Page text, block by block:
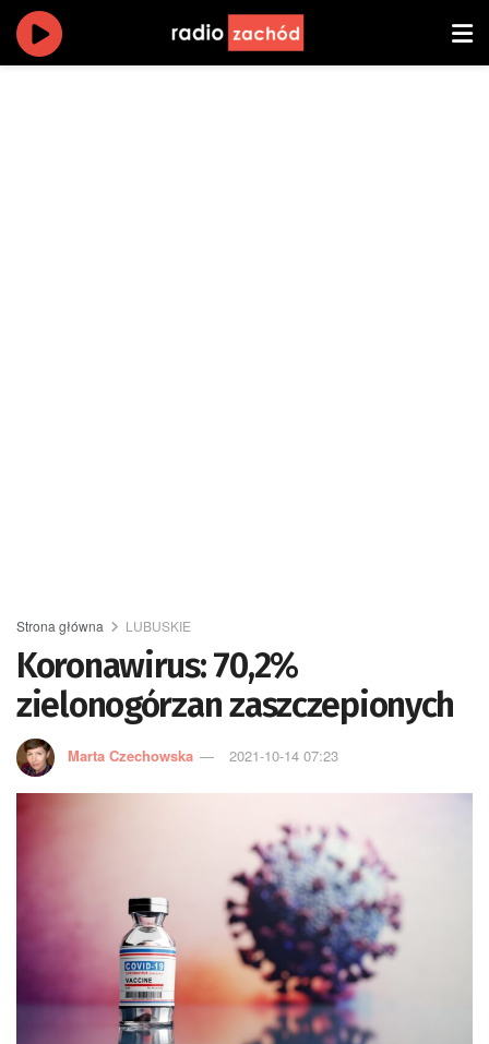
Strona główna LUBUSKIE
Koronawirus: 70,2%
zielonogórzan zaszczepionych
Marta Czechowska 2021-10-14 07:23